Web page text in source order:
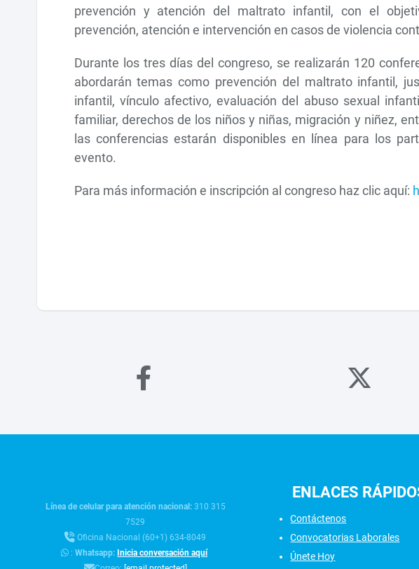
prevención y atención del maltrato infantil, con el
prevención, atención e intervención en casos de violencia
Durante los tres días del congreso, se realizarán 120
abordarán temas como prevención del maltrato infantil,
infantil, vínculo afectivo, evaluación del abuso sexual
familiar, derechos de los niños y niñas, migración y niñez,
las conferencias estarán disponibles en línea para los
evento.
Para más información e inscripción al congreso haz clic aquí:
Línea de celular para atención nacional: 310 315
7529
Oficina Nacional (60+1) 634-8049
:Whatsapp: Inicia conversación aquí
ENLACES
Contáctenos
Convocatorias Laborales
Únete Hoy